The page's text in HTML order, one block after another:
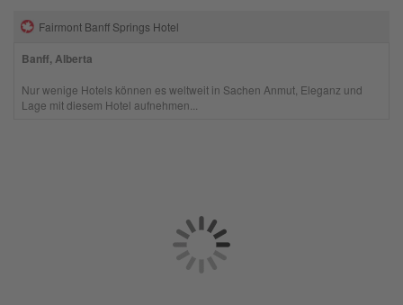
Fairmont Banff Springs Hotel
Banff, Alberta
Nur wenige Hotels können es weltweit in Sachen Anmut, Eleganz und
Lage mit diesem Hotel aufnehmen...